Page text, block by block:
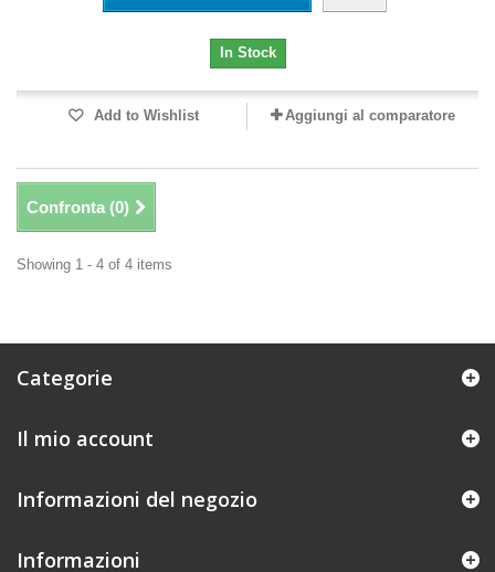
In Stock
Add to Wishlist Aggiungi al comparatore
Confronta (0)
Showing 1 - 4 of 4 items
Categorie
Il mio account
Informazioni del negozio
Informazioni